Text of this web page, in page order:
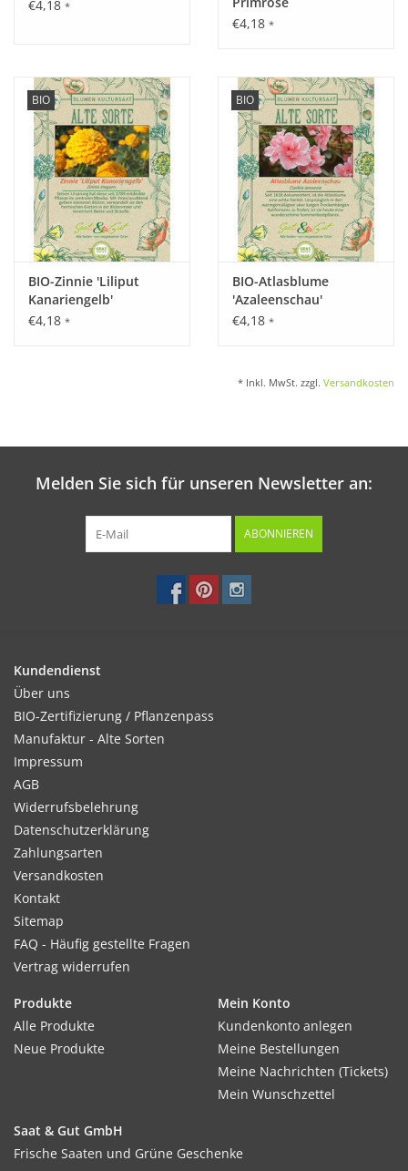
€4,18 *
€4,18 *
BIO
BIO-Zinnie 'Liliput
Kanariengelb'
€4,18 *
BIO
BIO-Atlasblume
'Azaleenschau'
€4,18 *
* Inkl. MwSt. zzgl. Versandkosten
Melden Sie sich für unseren Newsletter an:
ABONNIEREN
Kundendienst
Über uns
BIO-Zertifizierung / Pflanzenpass
Manufaktur - Alte Sorten
Impressum
AGB
Widerrufsbelehrung
Datenschutzerklärung
Zahlungsarten
Versandkosten
Kontakt
Sitemap
FAQ - Häufig gestellte Fragen
Vertrag widerrufen
Produkte
Alle Produkte
Neue Produkte
Mein Konto
Kundenkonto anlegen
Meine Bestellungen
Meine Nachrichten (Tickets)
Mein Wunschzettel
Saat & Gut GmbH
Frische Saaten und Grüne Geschenke